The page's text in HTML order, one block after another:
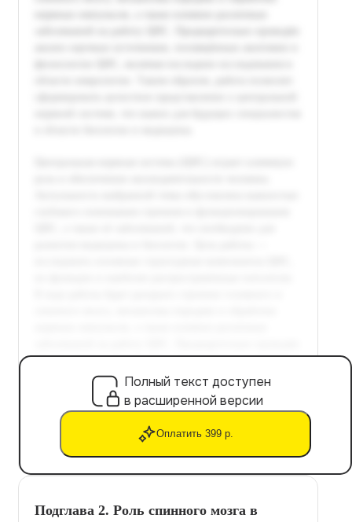
Полный текст доступен
в расширенной версии
Оплатить 399 р.
Подглава 2. Роль спинного мозга в